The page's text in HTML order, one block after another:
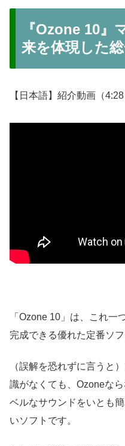
『Ozone 10』
来を体現した
【日本語】紹介動画（4:28
「Ozone 10」は、これ一
完成できる優れた定番ソ
（誤解を恐れずに言うと
識がなくても、Ozoneな
ベルなサウンドをいとも
いソフトです。